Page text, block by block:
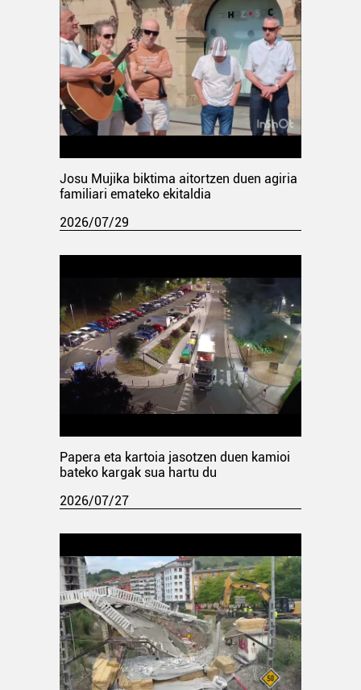
Josu Mujika biktima aitortzen duen agiria
familiari emateko ekitaldia
2026/07/29
Papera eta kartoia jasotzen duen kamioi
bateko kargak sua hartu du
2026/07/27